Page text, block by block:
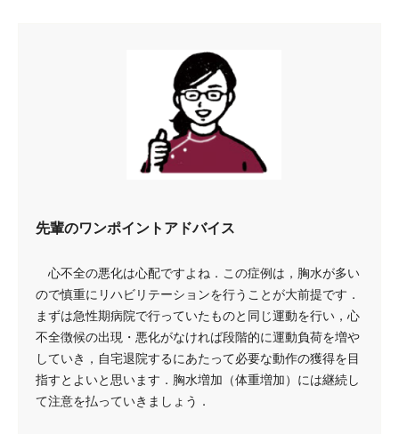
先輩のワンポイントアドバイス
心不全の悪化は心配ですよね．この症例は，胸水が多い
ので慎重にリハビリテーションを行うことが大前提です．
まずは急性期病院で行っていたものと同じ運動を行い，心
不全徴候の出現・悪化がなければ段階的に運動負荷を増や
していき，自宅退院するにあたって必要な動作の獲得を目
指すとよいと思います．胸水増加（体重増加）には継続し
て注意を払っていきましょう．